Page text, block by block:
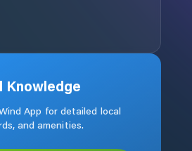
Knowledge
App for detailed local
and amenities.